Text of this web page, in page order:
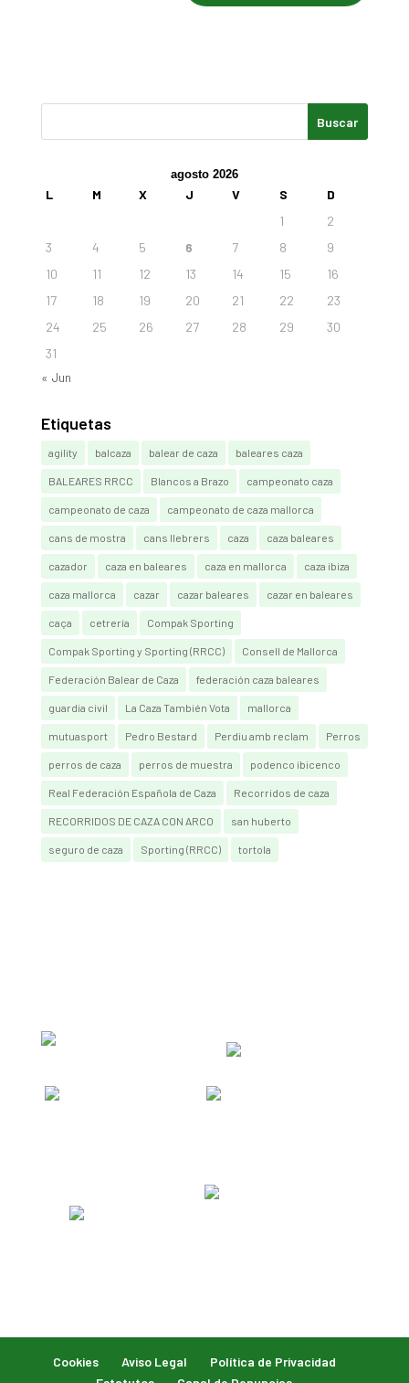
agosto 2026
L M X J V S
D
1
2
3
4 5 6 7 8
9
10
11 12 13 14 15
16
17
18 19 20 21 22
23
24
25 26 27 28 29
30
31
« Jun
Etiquetas
agility balcaza balear de caza baleares caza
BALEARES RRCC Blancos a Brazo campeonato caza
campeonato de caza campeonato de caza mallorca
cans de mostra cans llebrers caza caza baleares
cazador caza en baleares caza en mallorca caza ibiza
caza mallorca cazar cazar baleares cazar en baleares
caça cetrería Compak Sporting
Compak Sporting y Sporting (RRCC) Consell de Mallorca
Federación Balear de Caza federación caza baleares
guardia civil La Caza También Vota mallorca
mutuasport Pedro Bestard Perdiu amb reclam Perros
perros de caza perros de muestra podenco ibicenco
Real Federación Española de Caza Recorridos de caza
RECORRIDOS DE CAZA CON ARCO san huberto
seguro de caza Sporting (RRCC) tortola
Cookies Aviso Legal
Política de Privacidad